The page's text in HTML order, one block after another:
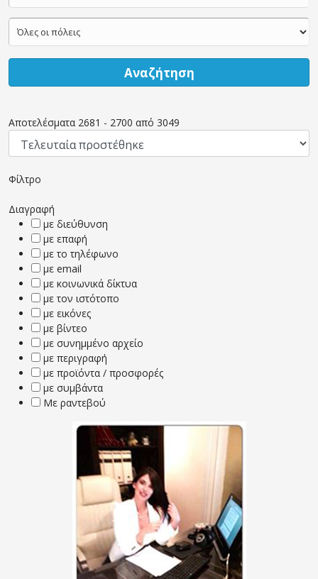
Αναζήτηση
Αποτελέσματα 2681 - 2700 από 3049
Φίλτρο
Διαγραφή
με διεύθυνση
με επαφή
με το τηλέφωνο
με email
με κοινωνικά δίκτυα
με τον ιστότοπο
με εικόνες
με βίντεο
με συνημμένο αρχείο
με περιγραφή
με προϊόντα / προσφορές
με συμβάντα
Με ραντεβού